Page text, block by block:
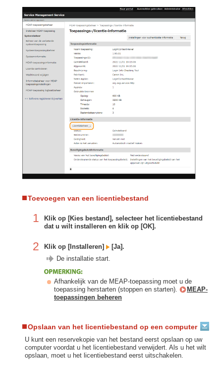
Toevoegen van een licentiebestand
1
Klik op [Kies bestand], selecteer het licentiebestand
dat u wilt installeren en klik op [OK].
2 Klik op [Installeren]
[Ja].
De installatie start.
Afhankelijk van de MEAP-toepassing moet u de
toepassing herstarten (stoppen en starten).
MEAP-
toepassingen beheren
Opslaan van het licentiebestand op een computer
U kunt een reservekopie van het bestand eerst opslaan op uw
computer voordat u het licentiebestand verwijdert. Als u het wilt
opslaan, moet u het licentiebestand eerst uitschakelen.